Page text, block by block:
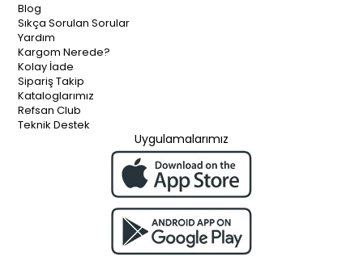
Blog
Sıkça Sorulan Sorular
Yardım
Kargom Nerede?
Kolay İade
Sipariş Takip
Kataloglarımız
Refsan Club
Teknik Destek
Uygulamalarımız